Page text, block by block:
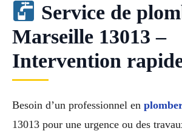
Service de
Marseille 13013 –
Intervention
Besoin d’un professionnel en
13013 pour une urgence ou des